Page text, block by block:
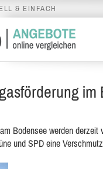
& EINFACH
im
Bodensee werden
und SPD eine